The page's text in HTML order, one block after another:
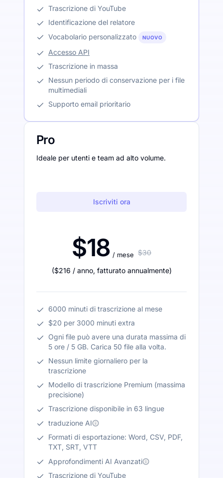
Trascrizione di YouTube
Identificazione del relatore
Vocabolario personalizzato
NUOVO
Accesso API
Trascrizione in massa
Nessun periodo di conservazione per i file
multimediali
Supporto email prioritario
Pro
Ideale per utenti e team ad alto volume.
Iscriviti ora
$18 / mese $30
($216 / anno, fatturato annualmente)
6000 minuti di trascrizione al mese
$20 per 3000 minuti extra
Ogni file può avere una durata massima di
5 ore / 5 GB. Carica 50 file alla volta.
Nessun limite giornaliero per la
trascrizione
Modello di trascrizione Premium (massima
precisione)
Trascrizione disponibile in 63 lingue
traduzione AI
Formati di esportazione: Word, CSV, PDF,
TXT, SRT, VTT
Approfondimenti AI Avanzati
Trascrizione di YouTube